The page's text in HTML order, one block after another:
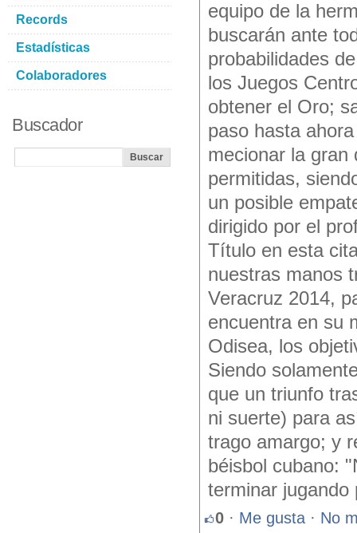
equipo de la
buscarán ante
probabilidades
los Juegos
obtener el Oro;
paso hasta
mecionar la gran
permitidas,
un posible
dirigido por el
Título en esta
nuestras manos
Veracruz 2014,
encuentra en su
Odisea, los
Siendo
que un triunfo
ni suerte) para
trago amargo; y
béisbol cubano:
terminar jugando
0 · Me gusta · No
Records
Estadísticas
Colaboradores
Buscador